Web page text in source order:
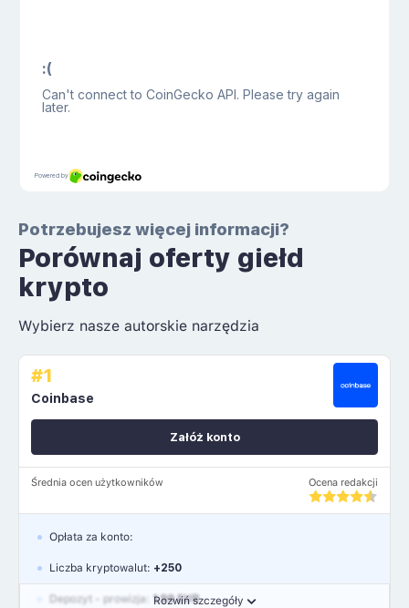
Potrzebujesz więcej informacji?
Porównaj oferty giełd
krypto
Wybierz nasze autorskie narzędzia
#1
Coinbase
Średnia ocen użytkowników Ocena redakcji
Załóż konto
Rozwiń szczegóły
Opłata za konto:
Liczba kryptowalut: +250
Depozyt - prowizja: 1.99 EUR